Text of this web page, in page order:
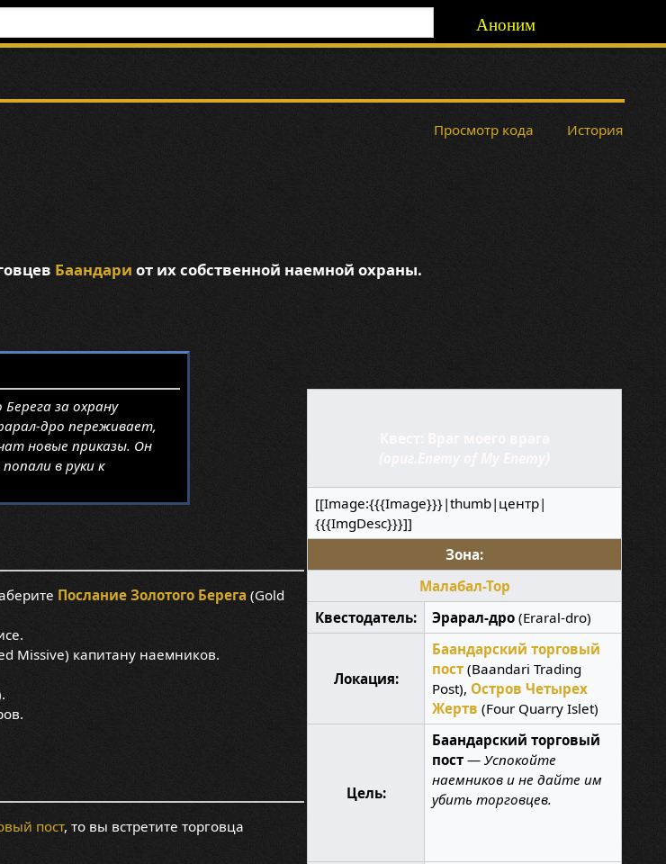
Аноним
Просмотр кода История
Баандари от их собственной наемной охраны.
за охрану
дро переживает,
новые приказы. Он
в руки к
[[Image:{{{Image}}}|thumb|центр|
{{{ImgDesc}}}]]
Зона:
Малабал-Тор
Квестодатель:
Эрарал-дро (Eraral-dro)
Локация:
Баандарский торговый
пост (Baandari Trading
Post), Остров Четырех
Жертв (Four Quarry Islet)
Цель:
Баандарский торговый
пост —Успокойте
наемников и не дайте им
убить торговцев.
Послание Золотого Берега (Gold
Missive) капитану наемников.
пост, то вы встретите торговца